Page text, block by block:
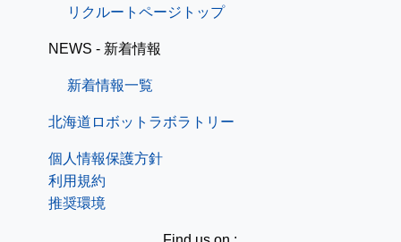
リクルートページトップ
NEWS - 新着情報
新着情報一覧
北海道ロボットラボラトリー
個人情報保護方針
利用規約
推奨環境